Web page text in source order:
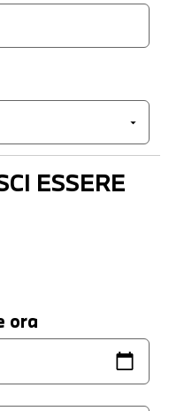
ESSERE
ora